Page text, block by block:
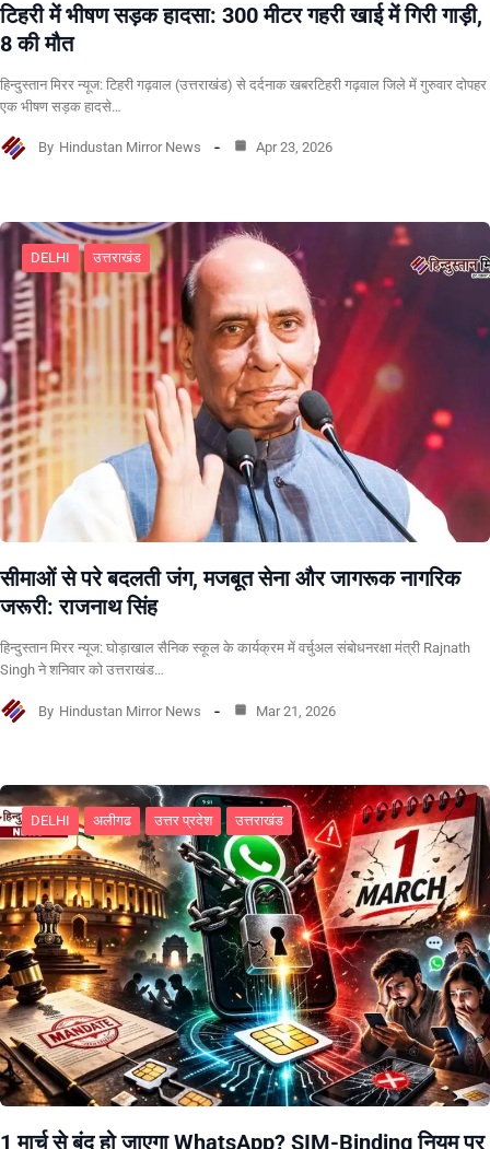
टिहरी में भीषण सड़क हादसा: 300 मीटर गहरी खाई में गिरी गाड़ी,
8 की मौत
हिन्दुस्तान मिरर न्यूज: टिहरी गढ़वाल (उत्तराखंड) से दर्दनाक खबरटिहरी गढ़वाल जिले में गुरुवार दोपहर
एक भीषण सड़क हादसे…
By Hindustan Mirror News Apr 23, 2026
DELHI उत्तराखंड
सीमाओं से परे बदलती जंग, मजबूत सेना और जागरूक नागरिक
जरूरी: राजनाथ सिंह
हिन्दुस्तान मिरर न्यूज: घोड़ाखाल सैनिक स्कूल के कार्यक्रम में वर्चुअल संबोधनरक्षा मंत्री Rajnath
Singh ने शनिवार को उत्तराखंड…
By Hindustan Mirror News Mar 21, 2026
DELHI अलीगढ उत्तर प्रदेश उत्तराखंड
1 मार्च से बंद हो जाएगा WhatsApp? SIM-Binding नियम पर